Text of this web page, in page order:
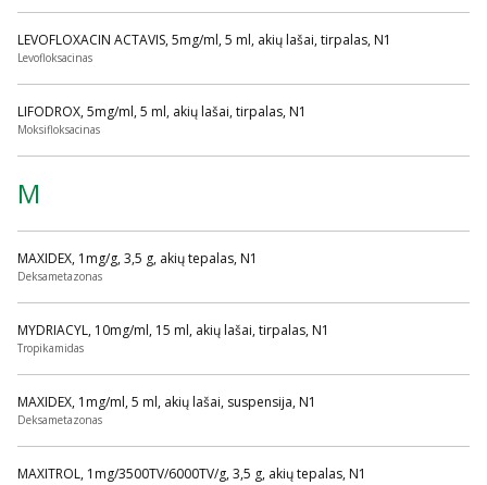
LEVOFLOXACIN ACTAVIS, 5mg/ml, 5 ml, akių lašai, tirpalas, N1
Levofloksacinas
LIFODROX, 5mg/ml, 5 ml, akių lašai, tirpalas, N1
Moksifloksacinas
M
MAXIDEX, 1mg/g, 3,5 g, akių tepalas, N1
Deksametazonas
MYDRIACYL, 10mg/ml, 15 ml, akių lašai, tirpalas, N1
Tropikamidas
MAXIDEX, 1mg/ml, 5 ml, akių lašai, suspensija, N1
Deksametazonas
MAXITROL, 1mg/3500TV/6000TV/g, 3,5 g, akių tepalas, N1